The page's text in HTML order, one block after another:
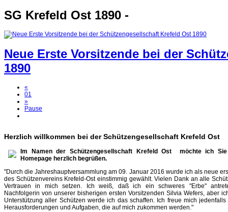
SG Krefeld Ost 1890 -
Neue Erste Vorsitzende bei der
1890
«
01
»
Pause
Herzlich willkommen bei der Schützengesellschaft Krefeld Ost
Im Namen der Schützengesellschaft Krefeld Ost möchte ich
Homepage herzlich begrüßen.
"Durch die Jahreshauptversammlung am 09. Januar 2016 wurde ich als neue
des Schützenvereins Krefeld-Ost einstimmig gewählt. Vielen Dank an alle
Vertrauen in mich setzen. Ich weiß, daß ich ein schweres "Erbe"
Nachfolgerin von unserer bisherigen ersten Vorsitzenden Silvia Wefers, aber
Unterstützung aller Schützen werde ich das schaffen. Ich freue mich
Herausforderungen und Aufgaben, die auf mich zukommen werden."